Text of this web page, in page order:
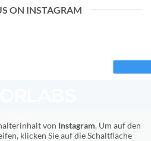
ON INSTAGRAM
von Instagram. Um auf den
klicken Sie auf die Schaltfläche